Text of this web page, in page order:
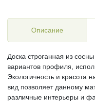
Описание
Доска строганная из
вариантов профиля,
Экологичность и красота
вид позволяет данному
различные интерьеры и